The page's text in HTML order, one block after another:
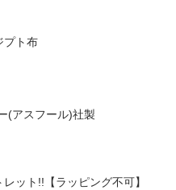
プト布
(アスフール)社製
ット!!【ラッピング不可】